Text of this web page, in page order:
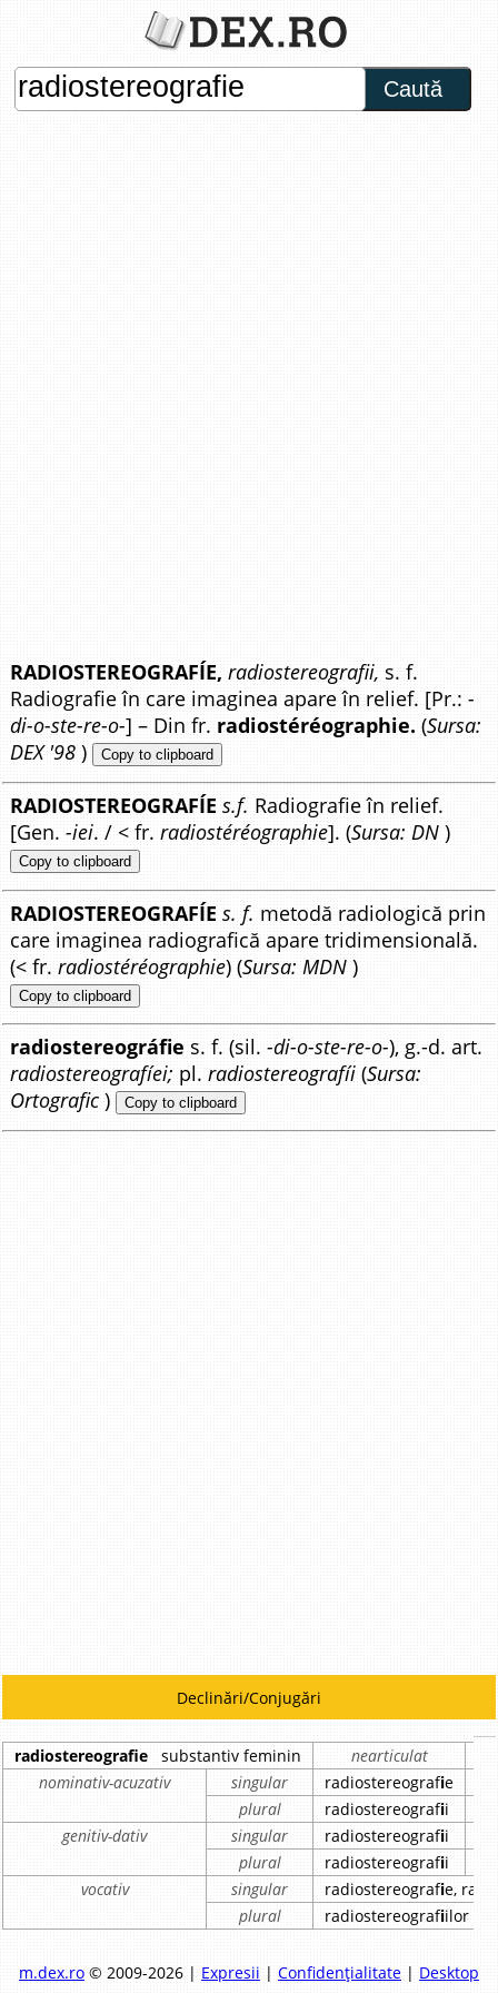
Caută
RADIOSTEREOGRAFÍE, radiostereografii, s. f.
Radiografie în care imaginea apare în relief. [Pr.:-
di-o-ste-re-o-] – Din fr. radiostéréographie. (Sursa:
DEX '98 ) Copy to clipboard
RADIOSTEREOGRAFÍE s.f. Radiografie în relief.
[Gen.-iei. / < fr.radiostéréographie]. (Sursa: DN )
Copy to clipboard
RADIOSTEREOGRAFÍE s. f. metodă radiologică prin
care imaginea radiografică apare tridimensională.
(< fr.radiostéréographie) (Sursa: MDN )
Copy to clipboard
radiostereográfie s. f. (sil.-di-o-ste-re-o-), g.-d. art.
radiostereografíei; pl.radiostereografíi (Sursa:
Ortografic ) Copy to clipboard
Declinări/Conjugări
radiostereografie substantiv feminin
nearticulat
nominativ-acuzativ
singular radiostereografie
plural
radiostereografii
genitiv-dativ
singular radiostereografii
plural
radiostereografii
vocativ
singular radiostereografie,
plural
radiostereografiilor
m.dex.ro© 2009-2026 | Expresii | Confidențialitate| Desktop